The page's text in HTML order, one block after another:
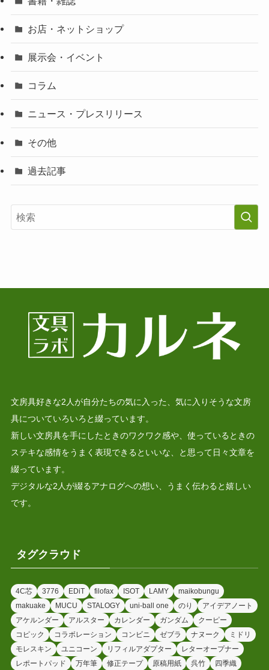
お店・ネットショップ
展示会・イベント
コラム
ニュース・プレスリリース
その他
過去記事
文房具好きな2人が自分たちの気に入った、気に入りそうな文房
具についていろいろと綴っています。
新しい文房具を手にしたときのワクワク感や、使っているときの
ステキな感情をうまく表現できるといいな、と思って日々文章を
綴っています。
デジタルな2人が綴るアナログへの想い、うまく伝わると嬉しい
です。
タグクラウド
4C芯 3776 EDiT filofax ISOT LAMY
maikobungu
makuake
MUCU STALOGY uni-ball one のり
アイデアノート
アケルンダー
アルスター カレンダー ガンダム
クーピー
コピック
コラボレーション コンビニ ゼブラ ナヌーク
ミドリ
モレスキン
ユニコーン リフィルアダプター
レターオープナー
レポートパッド
万年筆 修正テープ 原稿用紙 呉竹 四季織